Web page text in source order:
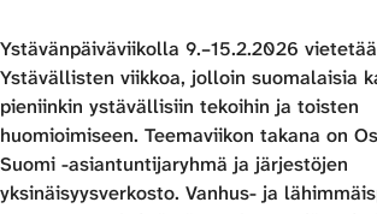
Ystävänpäiväviikolla 9.–15.2.2026
Ystävällisten viikkoa, jolloin suomalaisia
pieniinkin ystävällisiin tekoihin ja toisten
huomioimiseen. Teemaviikon takana on
Suomi -asiantuntijaryhmä ja järjestöjen
yksinäisyysverkosto. Vanhus- ja